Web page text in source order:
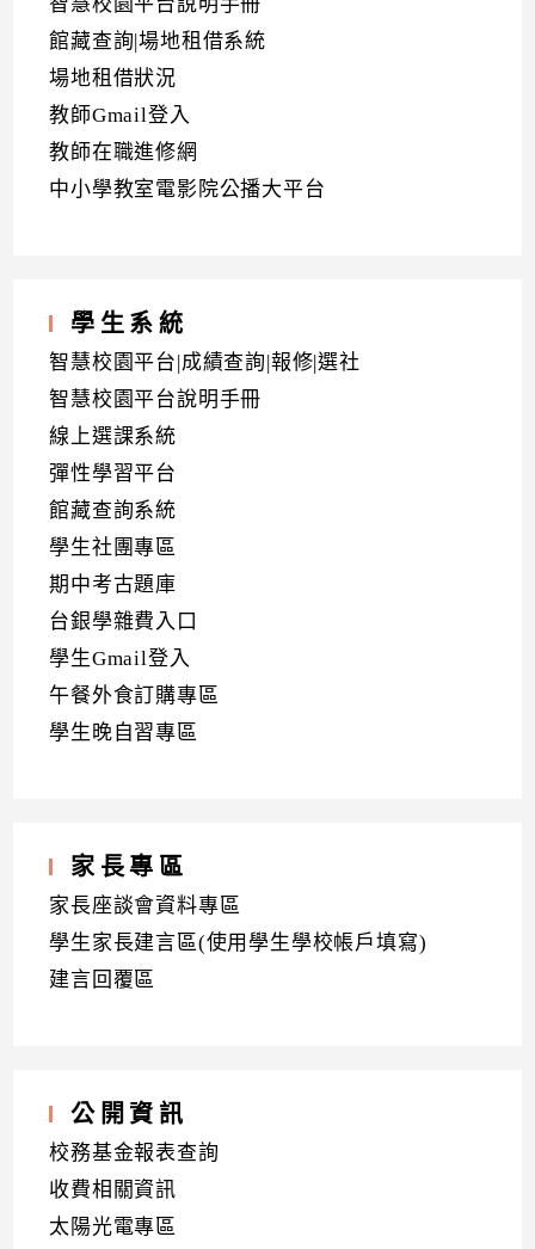
館藏查詢|場地租借系統
場地租借狀況
教師Gmail登入
教師在職進修網
中小學教室電影院公播大平台
學生系統
智慧校園平台|成績查詢|報修|選社
智慧校園平台說明手冊
線上選課系統
彈性學習平台
館藏查詢系統
學生社團專區
期中考古題庫
台銀學雜費入口
學生Gmail登入
午餐外食訂購專區
學生晚自習專區
家長專區
家長座談會資料專區
學生家長建言區(使用學生學校帳戶填寫)
建言回覆區
公開資訊
校務基金報表查詢
收費相關資訊
太陽光電專區